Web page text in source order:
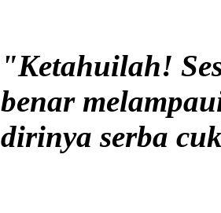
"Ketahuilah!
benar
dirinya serba